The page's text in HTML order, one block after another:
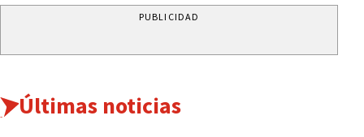
PUBLICIDAD
Últimas noticias